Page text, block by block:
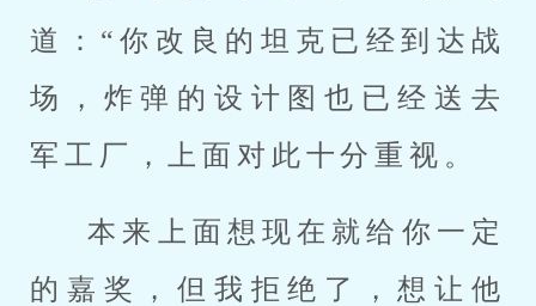
道：“你改良的坦克已经到达战
场，炸弹的设计图也已经送去
军工厂，上面对此十分重视。
本来上面想现在就给你一定
的嘉奖，但我拒绝了，想让他